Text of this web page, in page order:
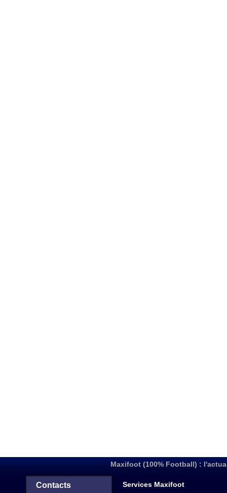
Maxifoot (100% Football) :
Contacts Services Maxifoot